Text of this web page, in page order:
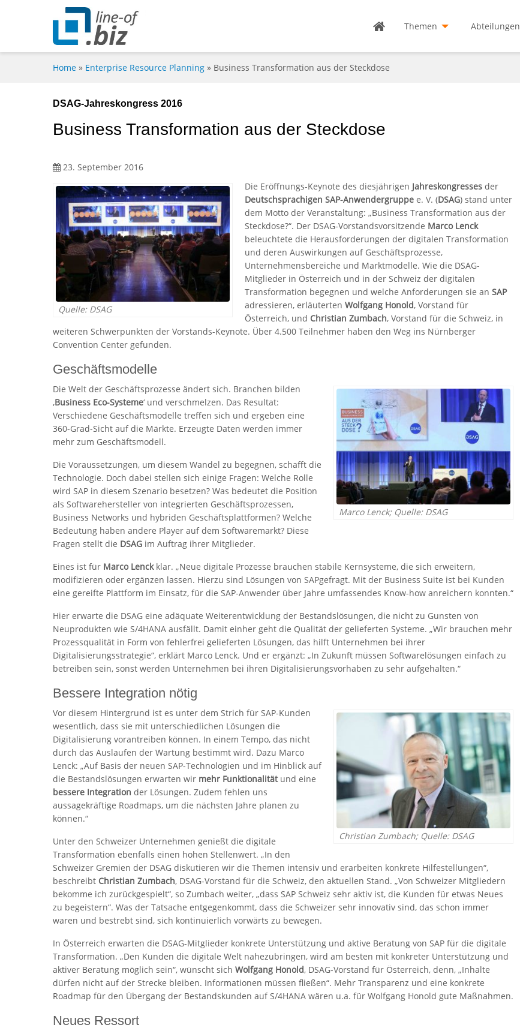
Themen Abteilungen
Home » Enterprise Resource Planning » Business Transformation aus der Steckdose
DSAG-Jahreskongress 2016
Business Transformation aus der Steckdose
23. September 2016
Quelle: DSAG
Die Eröffnungs-Keynote des diesjährigen Jahreskongresses der
Deutschsprachigen SAP-Anwendergruppe e. V. (DSAG) stand unter
dem Motto der Veranstaltung: „Business Transformation aus der
Steckdose?“. Der DSAG-Vorstandsvorsitzende Marco Lenck
beleuchtete die Herausforderungen der digitalen Transformation
und deren Auswirkungen auf Geschäftsprozesse,
Unternehmensbereiche und Marktmodelle. Wie die DSAG-
Mitglieder in Österreich und in der Schweiz der digitalen
Transformation begegnen und welche Anforderungen sie an SAP
adressieren, erläuterten Wolfgang Honold, Vorstand für
Österreich, und Christian Zumbach, Vorstand für die Schweiz, in
weiteren Schwerpunkten der Vorstands-Keynote. Über 4.500 Teilnehmer haben den Weg ins Nürnberger
Convention Center gefunden.
Geschäftsmodelle
Marco Lenck; Quelle: DSAG
Die Welt der Geschäftsprozesse ändert sich. Branchen bilden
‚Business Eco-Systeme‘ und verschmelzen. Das Resultat:
Verschiedene Geschäftsmodelle treffen sich und ergeben eine
360-Grad-Sicht auf die Märkte. Erzeugte Daten werden immer
mehr zum Geschäftsmodell.
Die Voraussetzungen, um diesem Wandel zu begegnen, schafft die
Technologie. Doch dabei stellen sich einige Fragen: Welche Rolle
wird SAP in diesem Szenario besetzen? Was bedeutet die Position
als Softwarehersteller von integrierten Geschäftsprozessen,
Business Networks und hybriden Geschäftsplattformen? Welche
Bedeutung haben andere Player auf dem Softwaremarkt? Diese
Fragen stellt die DSAG im Auftrag ihrer Mitglieder.
Eines ist für Marco Lenckklar. „Neue digitale Prozesse brauchen stabile Kernsysteme, die sich erweitern,
modifizieren oder ergänzen lassen. Hierzu sind Lösungen von SAPgefragt. Mit der Business Suite ist bei Kunden
eine gereifte Plattform im Einsatz, für die SAP-Anwender über Jahre umfassendes Know-how anreichern konnten.“
Hier erwarte die DSAG eine adäquate Weiterentwicklung der Bestandslösungen, die nicht zu Gunsten von
Neuprodukten wie S/4HANA ausfällt. Damit einher geht die Qualität der gelieferten Systeme. „Wir brauchen mehr
Prozessqualität in Form von fehlerfrei gelieferten Lösungen, das hilft Unternehmen bei ihrer
Digitalisierungsstrategie“, erklärt Marco Lenck. Und er ergänzt: „In Zukunft müssen Softwarelösungen einfach zu
betreiben sein, sonst werden Unternehmen bei ihren Digitalisierungsvorhaben zu sehr aufgehalten.“
Bessere Integration nötig
Christian Zumbach; Quelle: DSAG
Vor diesem Hintergrund ist es unter dem Strich für SAP-Kunden
wesentlich, dass sie mit unterschiedlichen Lösungen die
Digitalisierung vorantreiben können. In einem Tempo, das nicht
durch das Auslaufen der Wartung bestimmt wird. Dazu Marco
Lenck: „Auf Basis der neuen SAP-Technologien und im Hinblick auf
die Bestandslösungen erwarten wir mehr Funktionalitätund eine
bessere Integration der Lösungen. Zudem fehlen uns
aussagekräftige Roadmaps, um die nächsten Jahre planen zu
können.“
Unter den Schweizer Unternehmen genießt die digitale
Transformation ebenfalls einen hohen Stellenwert. „In den
Schweizer Gremien der DSAG diskutieren wir die Themen intensiv und erarbeiten konkrete Hilfestellungen“,
beschreibt Christian Zumbach, DSAG-Vorstand für die Schweiz, den aktuellen Stand. „Von Schweizer Mitgliedern
bekomme ich zurückgespielt“, so Zumbach weiter, „dass SAP Schweiz sehr aktiv ist, die Kunden für etwas Neues
zu begeistern“. Was der Tatsache entgegenkommt, dass die Schweizer sehr innovativ sind, das schon immer
waren und bestrebt sind, sich kontinuierlich vorwärts zu bewegen.
In Österreich erwarten die DSAG-Mitglieder konkrete Unterstützung und aktive Beratung von SAP für die digitale
Transformation. „Den Kunden die digitale Welt nahezubringen, wird am besten mit konkreter Unterstützung und
aktiver Beratung möglich sein“, wünscht sich Wolfgang Honold, DSAG-Vorstand für Österreich, denn, „Inhalte
dürfen nicht auf der Strecke bleiben. Informationen müssen fließen“. Mehr Transparenz und eine konkrete
Roadmap für den Übergang der Bestandskunden auf S/4HANA wären u.a. für Wolfgang Honold gute Maßnahmen.
Neues Ressort